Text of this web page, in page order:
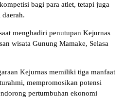
bagi para atlet, tetapi juga
daerah.
menghadiri penutupan Kejurnas
wisata Gunung Mamake, Selasa
Kejurnas memiliki tiga manfaat
mempromosikan potensi
pertumbuhan ekonomi